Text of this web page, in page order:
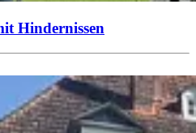
Hindernissen